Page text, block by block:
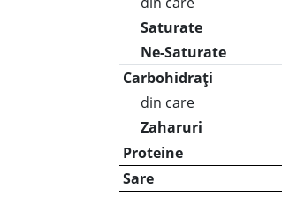
Saturate
Ne-Saturate
Carbohidrați
din care
Zaharuri
Proteine
Sare